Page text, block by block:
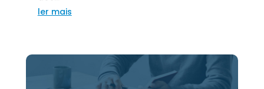
ler mais